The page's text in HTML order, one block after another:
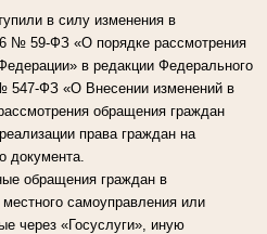
в силу изменения в
№ 59-ФЗ «О порядке рассмотрения
в редакции Федерального
547-ФЗ «О Внесении изменений в
обращения граждан
права граждан на
документа.
обращения граждан в
самоуправления или
через «Госуслуги», иную